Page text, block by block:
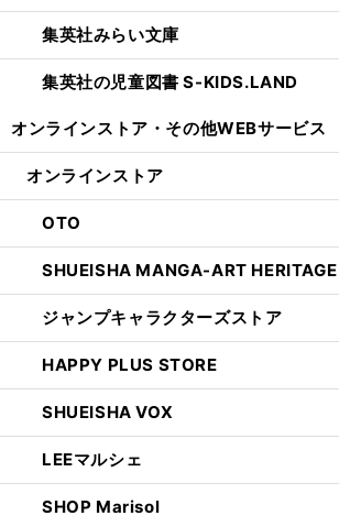
集英社みらい文庫
集英社の児童図書 S-KIDS.LAND
オンラインストア・ その他WEBサービス
オンラインストア
OTO
SHUEISHA MANGA-ART HERITAGE
ジャンプキャラクターズストア
HAPPY PLUS STORE
SHUEISHA VOX
LEEマルシェ
SHOP Marisol